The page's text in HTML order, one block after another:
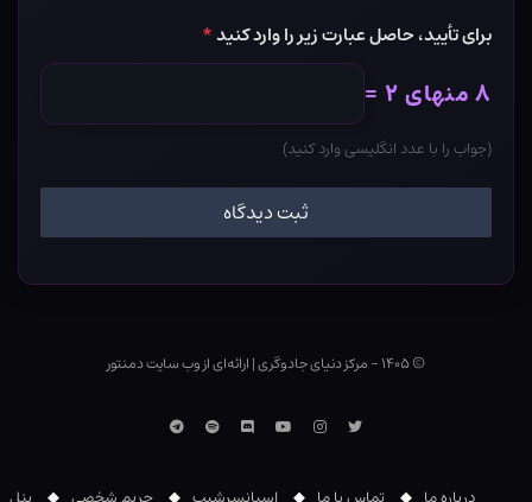
برای تأیید، حاصل عبارت زیر را وارد کنید*
۸ منهای ۲ =
(جواب را با عدد انگلیسی وارد کنید)
© ۱۴۰۵ - مرکز دنیای جادوگری |ارائه‌ای از وب ‌سایت دمنتور
توییتراینستاگرام
یوتوبDiscordاسپاتیفایتلگرام